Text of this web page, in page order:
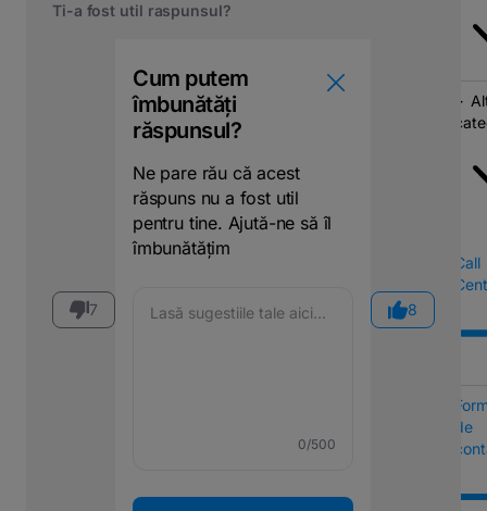
Call
de
Ti-a fost util raspunsul?
7
Cum putem
îmbunătăți
răspunsul?
Ne pare rău că acest
răspuns nu a fost util
pentru tine. Ajută-ne să îl
îmbunătățim
0/500
8